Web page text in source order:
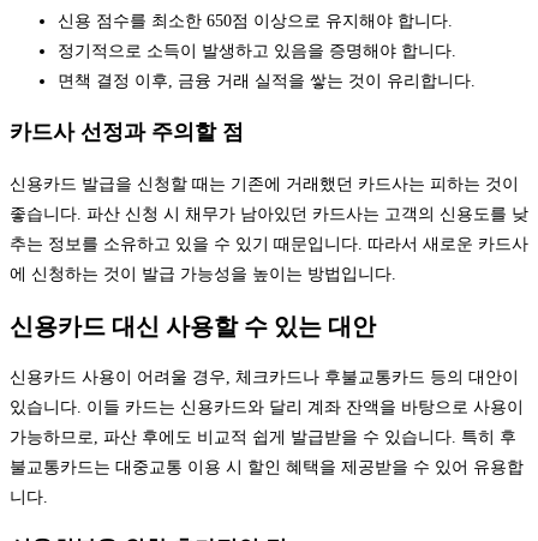
신용 점수를 최소한 650점 이상으로 유지해야 합니다.
정기적으로 소득이 발생하고 있음을 증명해야 합니다.
면책 결정 이후, 금융 거래 실적을 쌓는 것이 유리합니다.
카드사 선정과 주의할 점
신용카드 발급을 신청할 때는 기존에 거래했던 카드사는 피하는 것이
좋습니다. 파산 신청 시 채무가 남아있던 카드사는 고객의 신용도를 낮
추는 정보를 소유하고 있을 수 있기 때문입니다. 따라서 새로운 카드사
에 신청하는 것이 발급 가능성을 높이는 방법입니다.
신용카드 대신 사용할 수 있는 대안
신용카드 사용이 어려울 경우, 체크카드나 후불교통카드 등의 대안이
있습니다. 이들 카드는 신용카드와 달리 계좌 잔액을 바탕으로 사용이
가능하므로, 파산 후에도 비교적 쉽게 발급받을 수 있습니다. 특히 후
불교통카드는 대중교통 이용 시 할인 혜택을 제공받을 수 있어 유용합
니다.